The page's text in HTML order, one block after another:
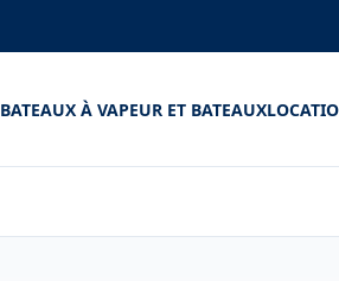
BATEAUX À VAPEUR ET BATEAUX